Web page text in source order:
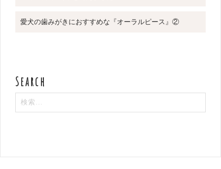
愛犬の歯みがきにおすすめな『オーラルピース』②
検